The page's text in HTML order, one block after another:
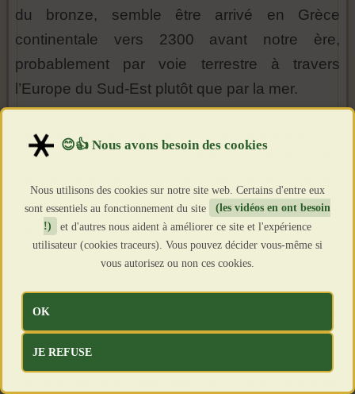
du bronze, semble être arrivé en Grèce
continentale vers 2300 avant notre ère,
probablement par voie terrestre à travers
l’Europe du Sud-Est plutôt que par la mer.
Cela ne remet pas en cause l’enracinement
local dominant, mais montre que l’histoire du
général, résulte d’un mélange entre continuités
profondes et apports successifs.
Une forte continuité avec les Grecs
contemporains
Nous utilisons des cookies sur notre site web. Certains d'entre eux
sont essentiels au fonctionnement du site
(les vidéos en ont besoin
!)
et d'autres nous aident à améliorer ce site et l'expérience
utilisateur (cookies traceurs). Vous pouvez décider vous-même si
vous autorisez ou non ces cookies.
OK
JE REFUSE